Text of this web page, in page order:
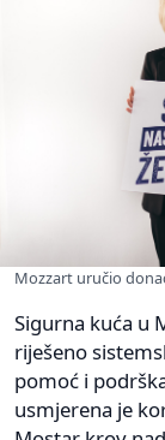
Mozzart uručio
Sigurna kuća u
riješeno
pomoć i
usmjerena je